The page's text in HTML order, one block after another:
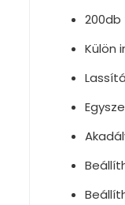
Külön